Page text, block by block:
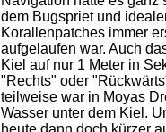
dem Bugspriet und
Korallenpatches immer
aufgelaufen war. Auch
Kiel auf nur 1 Meter in
"Rechts" oder
teilweise war in Moyas
Wasser unter dem Kiel.
heute dann doch kürzer